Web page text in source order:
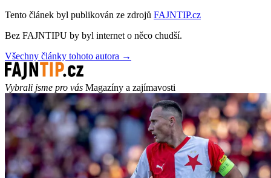
Tento článek byl publikován ze zdrojů FAJNTIP.cz
Bez FAJNTIPU by byl internet o něco chudší.
Všechny články tohoto autora →
Vybrali jsme pro vás Magazíny a zajímavosti